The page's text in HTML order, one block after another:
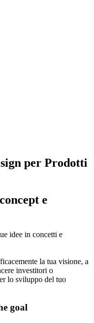
per Prodotti
e
idee in concetti e
la tua visione, a
investitori o
lo sviluppo del tuo
goal